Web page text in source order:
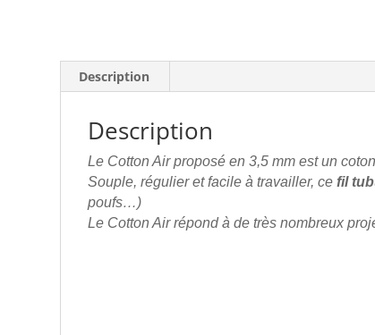
Description
Description
Le Cotton Air proposé en 3,5 mm est un
Souple, régulier et facile à travailler, cefil
poufs…)
Le Cotton Air répond à de très nombreux